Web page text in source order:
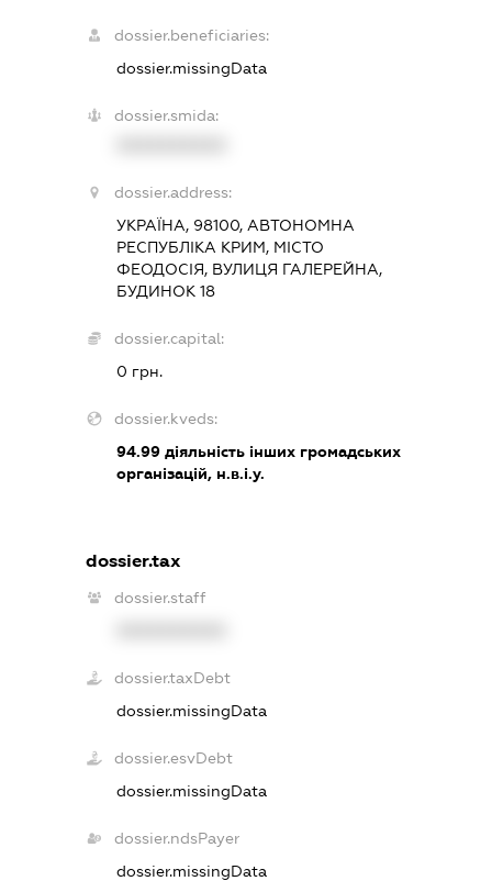
dossier.beneficiaries:
dossier.missingData
dossier.smida:
dossier.address:
УКРАЇНА, 98100, АВТОНОМНА
РЕСПУБЛІКА КРИМ, МІСТО
ФЕОДОСІЯ, ВУЛИЦЯ ГАЛЕРЕЙНА,
БУДИНОК 18
dossier.capital:
0 грн.
dossier.kveds:
94.99діяльність інших громадських
організацій, н.в.і.у.
dossier.tax
dossier.staff
dossier.taxDebt
dossier.missingData
dossier.esvDebt
dossier.missingData
dossier.ndsPayer
dossier.missingData